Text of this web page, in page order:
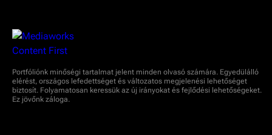
Portfóliónk minőségi tartalmat jelent minden olvasó számára. Egyedülálló
elérést, országos lefedettséget és változatos megjelenési lehetőséget
biztosít. Folyamatosan keressük az új irányokat és fejlődési lehetőségeket.
Ez jövőnk záloga.